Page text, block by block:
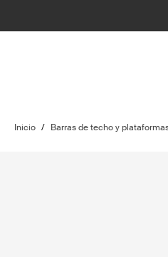
Inicio / Barras de techo y